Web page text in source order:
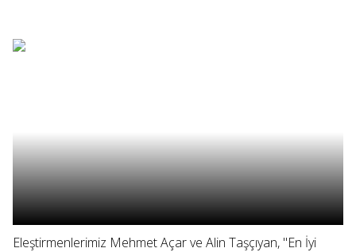
Eleştirmenlerimiz Mehmet Açar ve Alin Taşçıyan, "En İyi